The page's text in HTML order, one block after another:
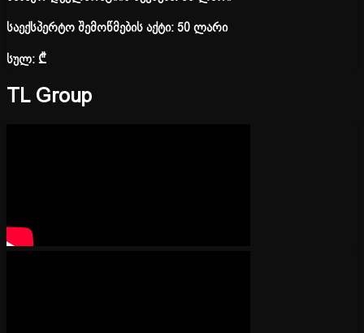
საექსპერტო შემოწმების აქტი: 50 ლარი
სულ:₾
TL Group